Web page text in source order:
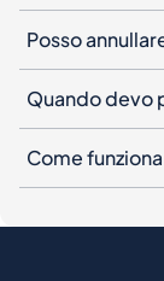
Come
Iscriviti alla